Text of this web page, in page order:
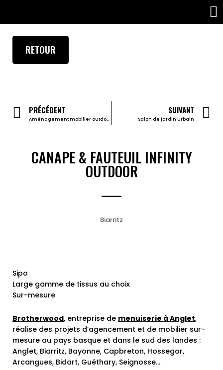
RETOUR
PRÉCÉDENT
Aménagement mobilier outdoor
SUIVANT
Salon de jardin Urbain
CANAPE & FAUTEUIL INFINITY
OUTDOOR
Biarritz
Sipo
Large gamme de tissus au choix
Sur-mesure
Brotherwood, entreprise de menuiserie à Anglet,
réalise des projets d’agencement et de mobilier sur-
mesure au pays basque et dans le sud des landes :
Anglet, Biarritz, Bayonne, Capbreton, Hossegor,
Arcangues, Bidart, Guéthary, Seignosse…